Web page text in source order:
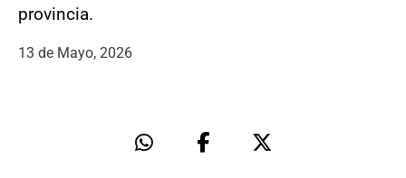
provincia.
13 de Mayo, 2026